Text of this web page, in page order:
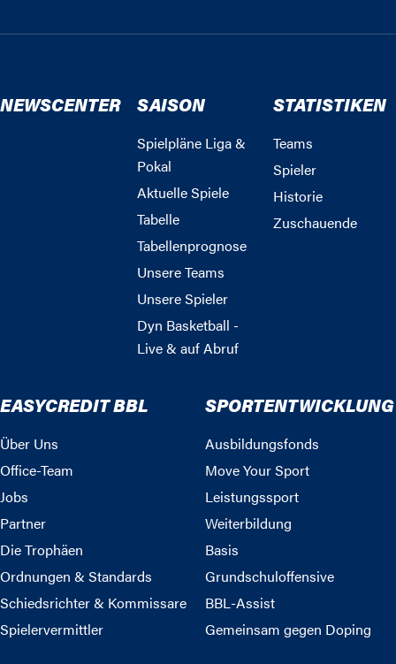
NEWSCENTER SAISON
Spielpläne Liga &
Pokal
Aktuelle Spiele
Tabelle
Tabellenprognose
Unsere Teams
Unsere Spieler
Dyn Basketball -
Live & auf Abruf
STATISTIKEN
Teams
Spieler
Historie
Zuschauende
EASYCREDIT BBL
Über Uns
Office-Team
Jobs
Partner
Die Trophäen
Ordnungen & Standards
Schiedsrichter & Kommissare
Spielervermittler
SPORTENTWICKLUNG
Ausbildungsfonds
Move Your Sport
Leistungssport
Weiterbildung
Basis
Grundschuloffensive
BBL-Assist
Gemeinsam gegen Doping